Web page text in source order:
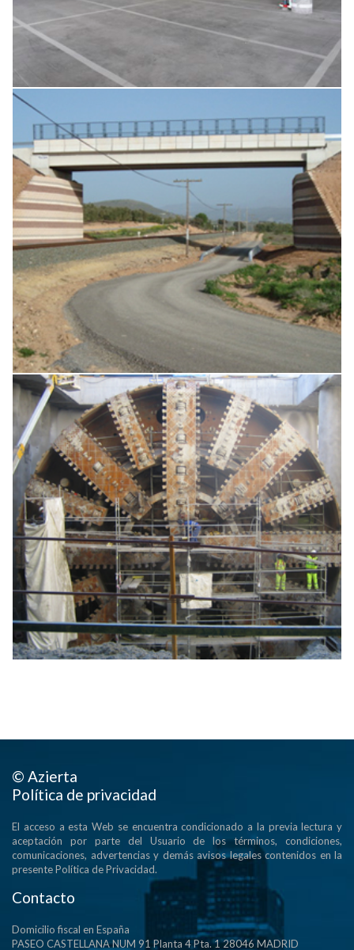
© Azierta
Política de privacidad
El acceso a esta Web se encuentra condicionado a la previa lectura y
aceptación por parte del Usuario de los términos, condiciones,
comunicaciones, advertencias y demás avisos legales contenidos en la
presente Política de Privacidad.
Contacto
Domicilio fiscal en España
PASEO CASTELLANA NUM 91 Planta 4 Pta. 1 28046 MADRID